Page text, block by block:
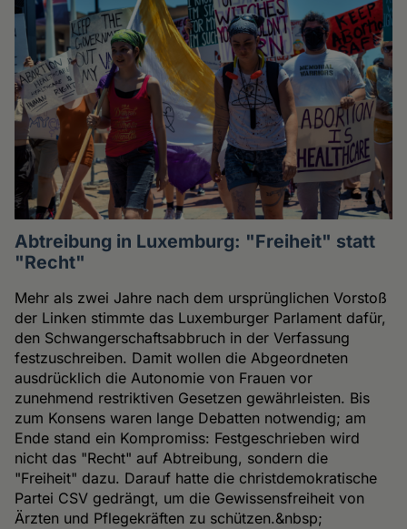
Abtreibung in Luxemburg: "Freiheit" statt
"Recht"
Mehr als zwei Jahre nach dem ursprünglichen Vorstoß
der Linken stimmte das Luxemburger Parlament dafür,
den Schwangerschaftsabbruch in der Verfassung
festzuschreiben. Damit wollen die Abgeordneten
ausdrücklich die Autonomie von Frauen vor
zunehmend restriktiven Gesetzen gewährleisten. Bis
zum Konsens waren lange Debatten notwendig; am
Ende stand ein Kompromiss: Festgeschrieben wird
nicht das "Recht" auf Abtreibung, sondern die
"Freiheit" dazu. Darauf hatte die christdemokratische
Partei CSV gedrängt, um die Gewissensfreiheit von
Ärzten und Pflegekräften zu schützen.&nbsp;